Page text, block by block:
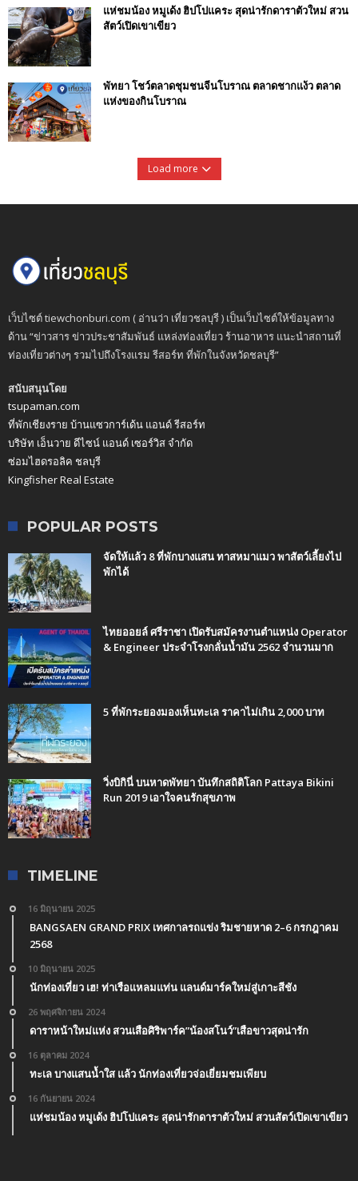
แห่ชมน้อง หมูเด้ง ฮิปโปแคระ สุดน่ารักดาราตัวใหม่ สวน
สัตว์เปิดเขาเขียว
พัทยา โชว์ตลาดชุมชนจีนโบราณ ตลาดชากแง้ว ตลาด
แห่งของกินโบราณ
Load more
เว็บไซต์ tiewchonburi.com ( อ่านว่า เที่ยวชลบุรี ) เป็นเว็บไซต์ให้ข้อมูลทาง
ด้าน “ข่าวสาร ข่าวประชาสัมพันธ์ แหล่งท่องเที่ยว ร้านอาหาร แนะนำสถานที่
ท่องเที่ยวต่างๆ รวมไปถึงโรงแรม รีสอร์ท ที่พักในจังหวัดชลบุรี”
สนับสนุนโดย
tsupaman.com
ที่พักเชียงราย บ้านแซวการ์เด้น แอนด์ รีสอร์ท
บริษัท เอ็นวาย ดีไซน์ แอนด์ เซอร์วิส จำกัด
ซ่อมไฮดรอลิค ชลบุรี
Kingfisher Real Estate
POPULAR POSTS
จัดให้แล้ว 8 ที่พักบางแสน ทาสหมาแมว พาสัตว์เลี้ยงไป
พักได้
ไทยออยล์ ศรีราชา เปิดรับสมัครงานตำแหน่ง Operator
& Engineer ประจำโรงกลั่นน้ำมัน 2562 จำนวนมาก
5 ที่พักระยองมองเห็นทะเล ราคาไม่เกิน 2,000 บาท
วิ่งบิกินี่ บนหาดพัทยา บันทึกสถิติโลก Pattaya Bikini
Run 2019 เอาใจคนรักสุขภาพ
TIMELINE
16 มิถุนายน 2025
BANGSAEN GRAND PRIX เทศกาลรถแข่ง ริมชายหาด 2–6 กรกฎาคม
2568
10 มิถุนายน 2025
นักท่องเที่ยว เฮ! ท่าเรือแหลมแท่น แลนด์มาร์คใหม่สู่เกาะสีชัง
26 พฤศจิกายน 2024
ดาราหน้าใหม่แห่ง สวนเสือศิริพาร์ค”น้องสโนว์”เสือขาวสุดน่ารัก
16 ตุลาคม 2024
ทะเล บางแสนน้ำใส แล้ว นักท่องเที่ยวจ่อเยี่ยมชมเพียบ
16 กันยายน 2024
แห่ชมน้อง หมูเด้ง ฮิปโปแคระ สุดน่ารักดาราตัวใหม่ สวนสัตว์เปิดเขาเขียว